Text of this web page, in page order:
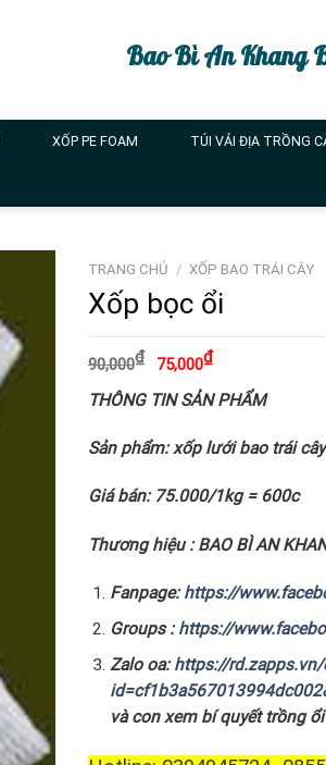
Bao Bì An Khang
XỐP PE FOAM TÚI VẢI ĐỊA TRỒNG
TRANG CHỦ / XỐP BAO TRÁI CÂY
Xốp bọc ổi
90,000₫
Giá
gốc
là:
90,000₫.
75,000₫Giá
tại
là:
THÔNG TIN SẢN PHẨM
Sản phẩm: xốp lưới bao trái
Giá bán: 75.000/1kg = 600c
Thương hiệu : BAO BÌ AN
Fanpage: https://
Groups : https://
Zalo oa: https://
và con xem bí quyết trồng